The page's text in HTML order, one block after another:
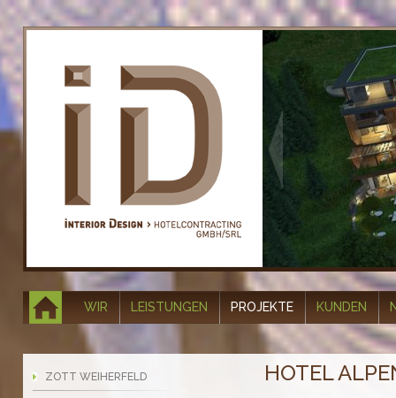
WIR LEISTUNGEN PROJEKTE KUNDEN
ZOTT WEIHERFELD HOTEL